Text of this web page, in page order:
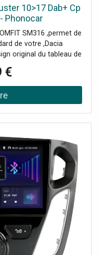
10>17 Dab+ Cp
Phonocar
SM316 ,permet de
de votre ,Dacia
original du tableau de
haute définition de 9
exceptionnelle.
son fonctionnement
fluide de toutes
de profiter
,sans avoir à connecter
13, offrant une
intuitive.Le ,super tuner
de haute qualité, sans
En plus de sa
,64 Go de mémoire
stocker vos fichiers,
de ces
votre véhicule tout
et en ajoutant des
une expérience de
€